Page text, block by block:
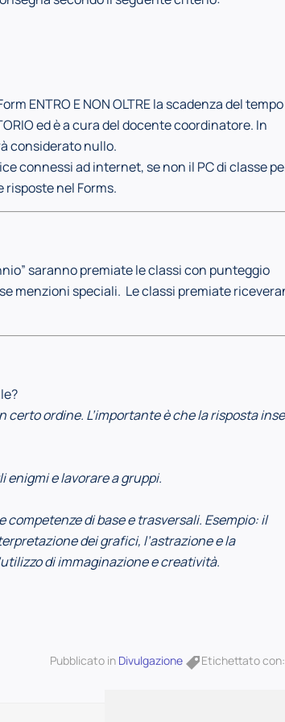
ENTRO E NON OLTRE la scadenza del tempo
ed è a cura del docente coordinatore. In
considerato nullo.
connessi ad internet, se non il PC di classe
nel Forms.
saranno premiate le classi con punteggio
menzioni speciali. Le classi premiate
certo ordine. L’importante è che la risposta
enigmi e lavorare a gruppi.
di base e trasversali. Esempio: il
dei grafici, l’astrazione e la
di immaginazione e creatività.
Pubblicato in Divulgazione Etichettato con: